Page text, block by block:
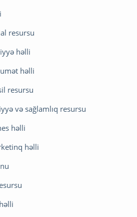
resursu
həlli
həlli
resursu
və sağlamlıq resursu
həlli
həlli